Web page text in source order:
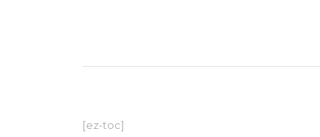
[ez-toc]